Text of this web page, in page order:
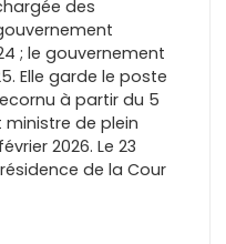
des
; le gouvernement
Elle garde le poste
à partir du 5
de plein
2026. Le 23
de la Cour